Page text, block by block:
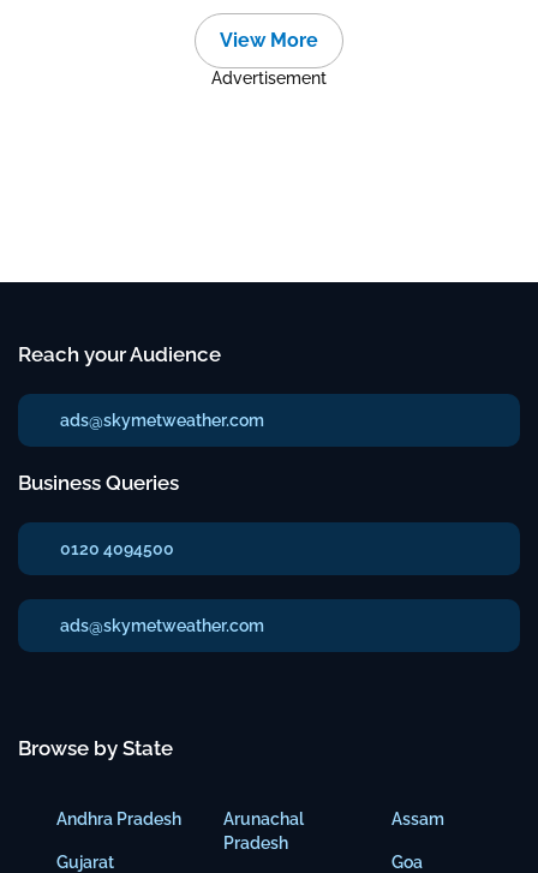
View More
Advertisement
Reach your Audience
ads@skymetweather.com
Business Queries
0120 4094500
ads@skymetweather.com
Browse by State
Andhra Pradesh
Gujarat
Arunachal
Pradesh
Assam
Goa